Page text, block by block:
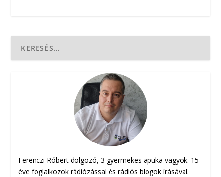
Ferenczi Róbert dolgozó, 3 gyermekes apuka vagyok. 15
éve foglalkozok rádiózással és rádiós blogok írásával.